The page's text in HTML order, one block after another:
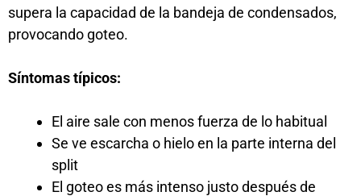
supera la capacidad de la bandeja de condensados,
provocando goteo.
Síntomas típicos:
El aire sale con menos fuerza de lo habitual
Se ve escarcha o hielo en la parte interna del
split
El goteo es más intenso justo después de